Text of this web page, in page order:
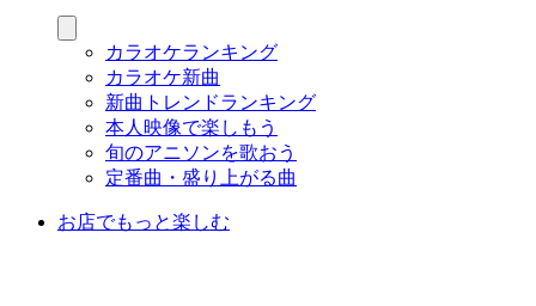
カラオケランキング
カラオケ新曲
新曲トレンドランキング
本人映像で楽しもう
旬のアニソンを歌おう
定番曲・盛り上がる曲
お店でもっと楽しむ